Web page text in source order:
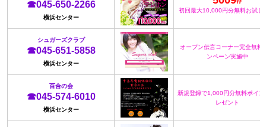
☎045-650-2266
横浜センター
初回最大10,000円分無料お試し
シュガーズクラブ
☎045-651-5858
横浜センター
オープン伝言コーナー完全無料
ンペーン実施中
百合の会
☎045-574-6010
横浜センター
新規登録で1,000円分無料ポイン
レゼント